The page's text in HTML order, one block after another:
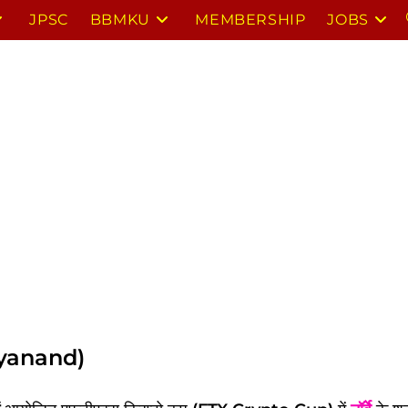
JPSC BBMKU MEMBERSHIP JOBS